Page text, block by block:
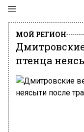
МОЙ РЕГИОН
птенца